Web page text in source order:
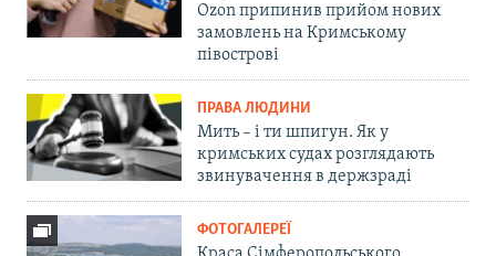
Ozon припинив прийом нових
замовлень на Кримському
півострові
ПРАВА ЛЮДИНИ
Мить – і ти шпигун. Як у
кримських судах розглядають
звинувачення в держзраді
ФОТОГАЛЕРЕЇ